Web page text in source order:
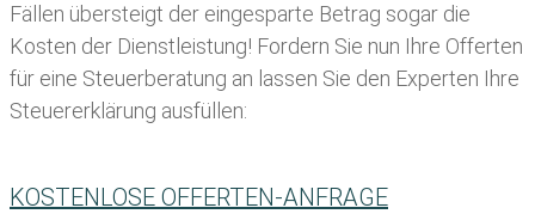
Fällen übersteigt der eingesparte Betrag sogar die
Kosten der Dienstleistung! Fordern Sie nun Ihre Offerten
für eine Steuerberatung an lassen Sie den Experten Ihre
Steuererklärung ausfüllen:
KOSTENLOSE OFFERTEN-ANFRAGE